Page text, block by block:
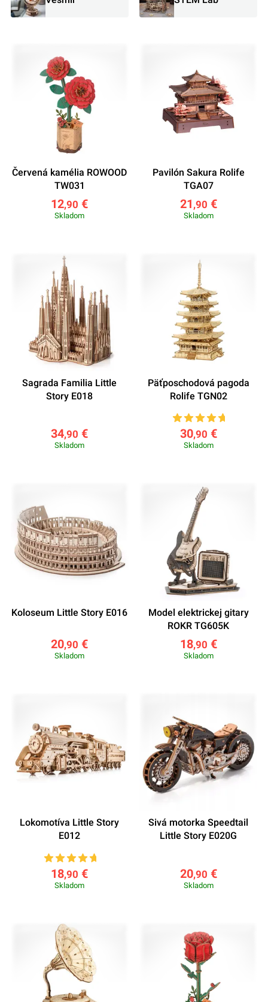
Červená kamélia ROWOOD
TW031
12,90 €
Skladom
Pavilón Sakura Rolife
TGA07
21 ,90 €
Skladom
Sagrada Familia Little
Story E018
34,90 €
Skladom
Päťposchodová pagoda
Rolife TGN02
30,90 €
Skladom
Koloseum Little Story E016
20,90 €
Skladom
Model elektrickej gitary
ROKR TG605K
18,90 €
Skladom
Lokomotíva Little Story
E012
18,90 €
Skladom
Sivá motorka Speedtail
Little Story E020G
20,90 €
Skladom